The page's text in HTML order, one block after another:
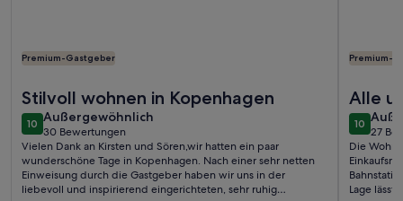
Premium-Gastgeber
Stilvoll wohnen in Kopenhagen
1010 von 10
Außergewöhnlich
außergewöhnlich
30 Bewertungen
(30
bewertungen)
Vielen Dank an Kirsten und Sören,wir hatten ein paar
wunderschöne Tage in Kopenhagen. Nach einer sehr netten
Einweisung durch die Gastgeber haben wir uns in der
liebevoll und inspirierend eingerichteten, sehr ruhig
Premium-
Alle
erfüllt
1010 von
27
(27
Die
Lage lässt